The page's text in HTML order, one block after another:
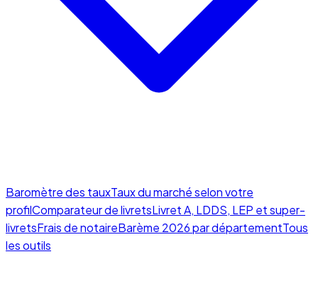
Baromètre des tauxTaux du marché selon votre
profilComparateur de livretsLivret A, LDDS, LEP et super-
livretsFrais de notaireBarème 2026 par départementTous
les outils